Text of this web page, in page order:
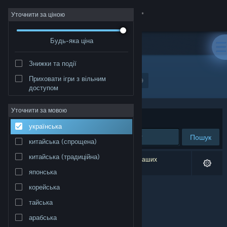
Увійти
Крамниця
Інформація
Підтримка
Змінити мову
Переглянути повну версію
Уточнити за ціною
Будь-яка ціна
Знижки та події
Приховати ігри з вільним
доступом
Уточнити за мовою
українська
китайська (спрощена)
китайська (традиційна)
японська
корейська
тайська
арабська
Розробник: Gungus, Wungus, &amp; Jimmy
Упорядкувати за доречністю
Пошук
Результатів вашого пошуку: 0. Відповідно до ваших
уподобань було виключено 1 найменування.